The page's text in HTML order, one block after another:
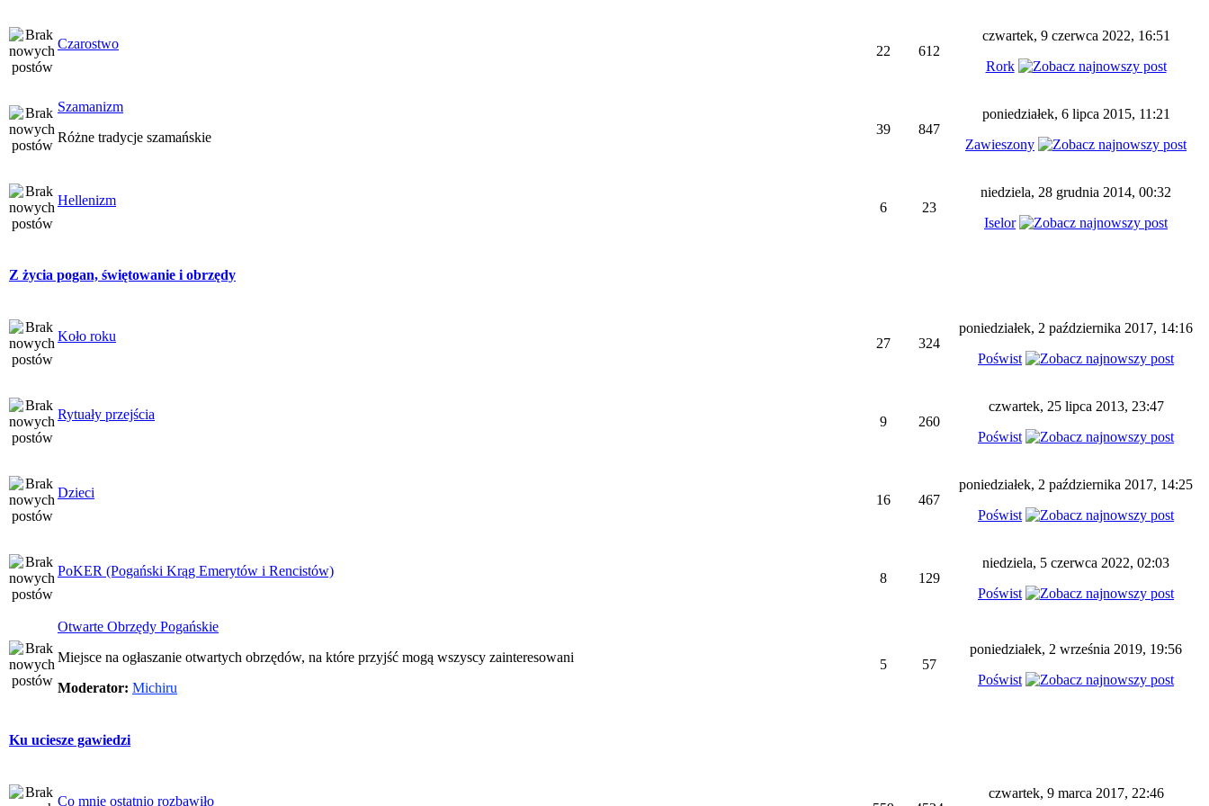
Czarostwo 22 612
czwartek, 9 czerwca 2022, 16:51
Rork
Szamanizm
Różne tradycje szamańskie
39 847
poniedziałek, 6 lipca 2015, 11:21
Zawieszony
Hellenizm 6 23
niedziela, 28 grudnia 2014, 00:32
Iselor
Z życia pogan, świętowanie i obrzędy
Koło roku 27 324
poniedziałek, 2 października 2017, 14:16
Poświst
Rytuały przejścia 9 260
czwartek, 25 lipca 2013, 23:47
Poświst
Dzieci 16 467
poniedziałek, 2 października 2017, 14:25
Poświst
PoKER (Pogański Krąg Emerytów i Rencistów) 8 129
niedziela, 5 czerwca 2022, 02:03
Poświst
Otwarte Obrzędy Pogańskie
Miejsce na ogłaszanie otwartych obrzędów, na które przyjść mogą wszyscy zainteresowani
Moderator: Michiru
5 57
poniedziałek, 2 września 2019, 19:56
Poświst
Ku uciesze gawiedzi
Co mnie ostatnio rozbawiło
czwartek, 9 marca 2017, 22:46